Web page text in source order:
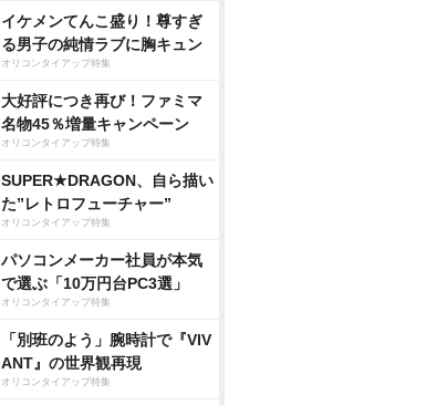
イケメンてんこ盛り！尊すぎ
る男子の純情ラブに胸キュン
オリコンタイアップ特集
大好評につき再び！ファミマ
名物45％増量キャンペーン
オリコンタイアップ特集
SUPER★DRAGON、自ら描い
た”レトロフューチャー”
オリコンタイアップ特集
パソコンメーカー社員が本気
で選ぶ「10万円台PC3選」
オリコンタイアップ特集
「別班のよう」腕時計で『VIV
ANT』の世界観再現
オリコンタイアップ特集